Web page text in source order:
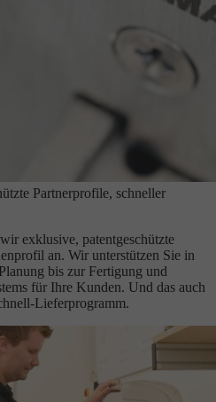
Partnerprofile, schneller
exklusive, patentgeschützte
an. Wir unterstützen Sie in
bis zur Fertigung und
für Ihre Kunden. Und das auch
Lieferprogramm.